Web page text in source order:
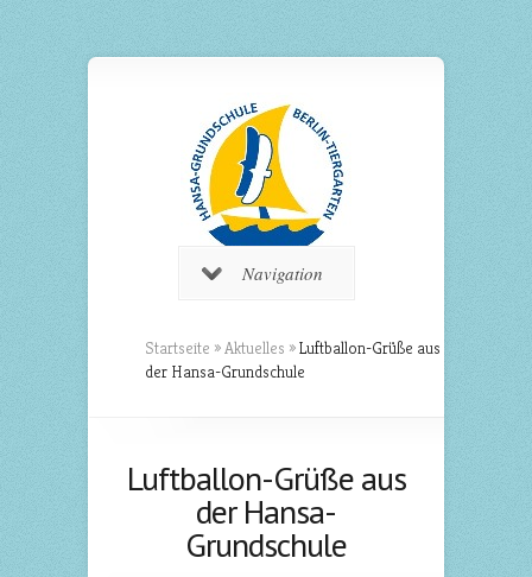
Navigation
Startseite »Aktuelles »Luftballon-Grüße aus
der Hansa-Grundschule
Luftballon-Grüße aus
der Hansa-
Grundschule